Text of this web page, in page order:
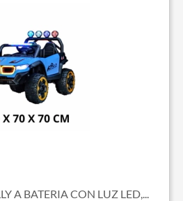
A BATERIA CON LUZ LED,...